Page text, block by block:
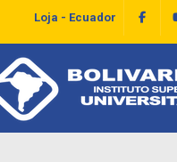
Loja - Ecuador